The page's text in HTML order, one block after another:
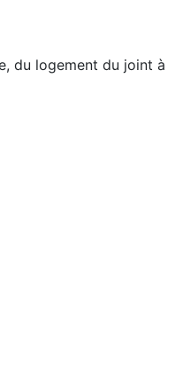
du logement du joint à